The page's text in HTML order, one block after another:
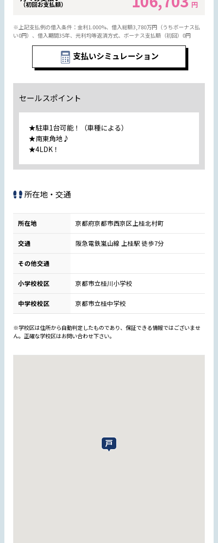
（初回お支払額） 円
※上記支払例の借入条件：金利1.000%、借入総額3,780万円（うちボーナス払
い0円）、借入期間35年、元利均等返済方式、ボーナス支払額（初回）0円
支払いシミュレーション
セールスポイント
★駐車1台可能！（車種による）
★南東角地♪
★4LDK！
所在地・交通
所在地 京都府京都市西京区上桂北村町
交通 阪急電鉄嵐山線 上桂駅 徒歩7分
その他交通
小学校校区 京都市立桂川小学校
中学校校区 京都市立桂中学校
※学校区は住所から自動判定したものであり、保証できる情報ではございませ
ん。正確な学校区はお問い合わせ下さい。